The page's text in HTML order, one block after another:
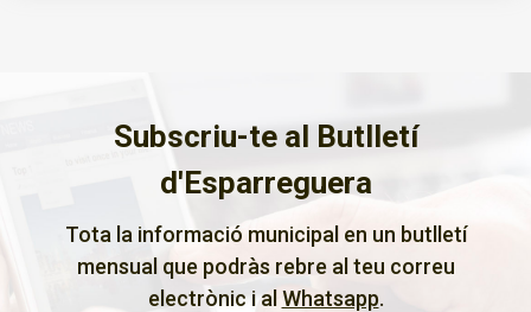
Subscriu-te al Butlletí
d'Esparreguera
Tota la informació municipal en un butlletí
mensual que podràs rebre al teu correu
electrònic i alWhatsapp.